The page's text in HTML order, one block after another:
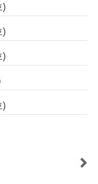
)
)
)
)